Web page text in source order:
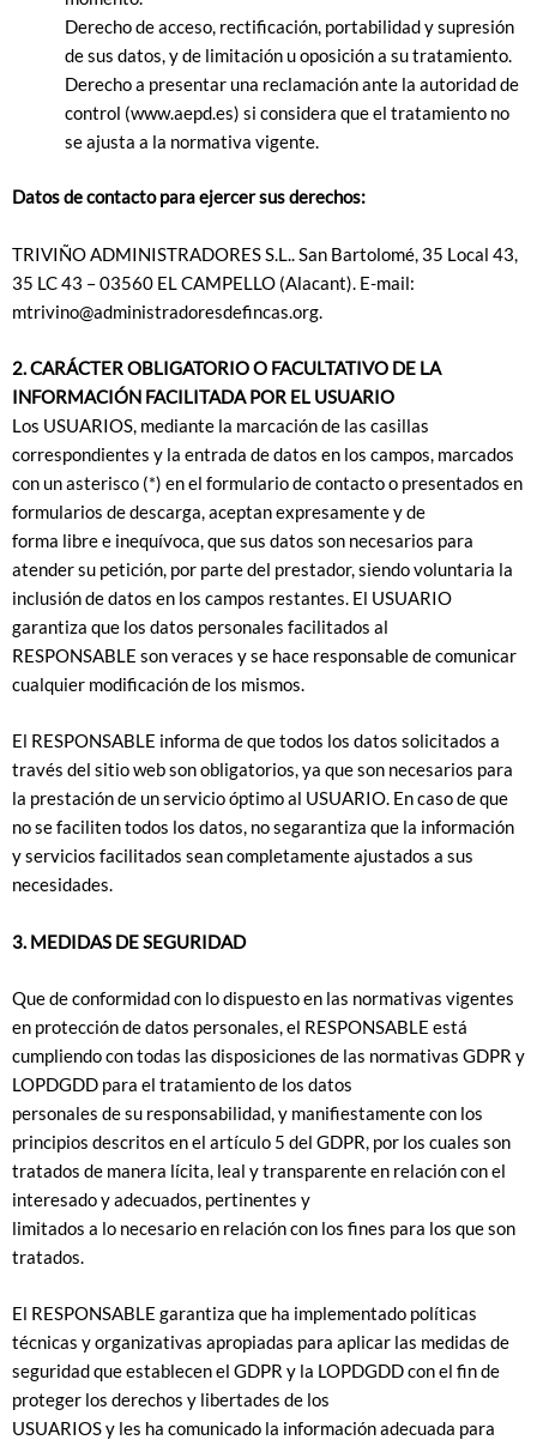
Derecho de acceso, rectificación, portabilidad y supresión
de sus datos, y de limitación u oposición a su tratamiento.
Derecho a presentar una reclamación ante la autoridad de
control (www.aepd.es) si considera que el tratamiento no
se ajusta a la normativa vigente.
Datos de contacto para ejercer sus derechos:
TRIVIÑO ADMINISTRADORES S.L.. San Bartolomé, 35 Local 43,
35 LC 43 – 03560 EL CAMPELLO (Alacant). E-mail:
mtrivino@administradoresdefincas.org.
2. CARÁCTER OBLIGATORIO O FACULTATIVO DE LA
INFORMACIÓN FACILITADA POR EL USUARIO
Los USUARIOS, mediante la marcación de las casillas
correspondientes y la entrada de datos en los campos, marcados
con un asterisco (*) en el formulario de contacto o presentados en
formularios de descarga, aceptan expresamente y de
forma libre e inequívoca, que sus datos son necesarios para
atender su petición, por parte del prestador, siendo voluntaria la
inclusión de datos en los campos restantes. El USUARIO
garantiza que los datos personales facilitados al
RESPONSABLE son veraces y se hace responsable de comunicar
cualquier modificación de los mismos.
El RESPONSABLE informa de que todos los datos solicitados a
través del sitio web son obligatorios, ya que son necesarios para
la prestación de un servicio óptimo al USUARIO. En caso de que
no se faciliten todos los datos, no segarantiza que la información
y servicios facilitados sean completamente ajustados a sus
necesidades.
3. MEDIDAS DE SEGURIDAD
Que de conformidad con lo dispuesto en las normativas vigentes
en protección de datos personales, el RESPONSABLE está
cumpliendo con todas las disposiciones de las normativas GDPR y
LOPDGDD para el tratamiento de los datos
personales de su responsabilidad, y manifiestamente con los
principios descritos en el artículo 5 del GDPR, por los cuales son
tratados de manera lícita, leal y transparente en relación con el
interesado y adecuados, pertinentes y
limitados a lo necesario en relación con los fines para los que son
tratados.
El RESPONSABLE garantiza que ha implementado políticas
técnicas y organizativas apropiadas para aplicar las medidas de
seguridad que establecen el GDPR y la LOPDGDD con el fin de
proteger los derechos y libertades de los
USUARIOS y les ha comunicado la información adecuada para